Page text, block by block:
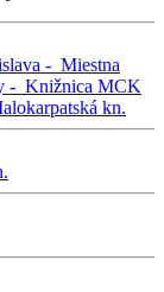
- Miestna
- Knižnica MCK
kn.